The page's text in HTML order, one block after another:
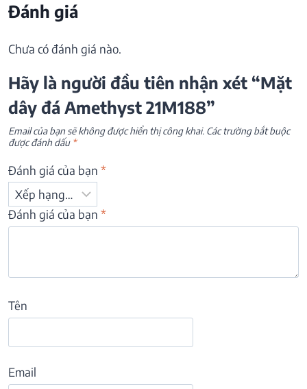
Đánh giá
Chưa có đánh giá nào.
Hãy là người đầu tiên nhận xét “Mặt
dây đá Amethyst 21M188”
Email của bạn sẽ không được hiển thị công khai. Các trường bắt buộc
được đánh dấu *
Đánh giá của bạn *
Đánh giá của bạn *
Tên
Email